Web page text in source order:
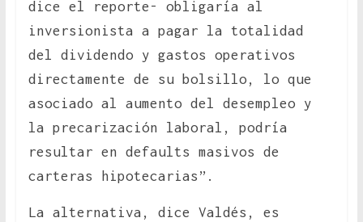
dice el reporte- obligaría al
inversionista a pagar la totalidad
del dividendo y gastos operativos
directamente de su bolsillo, lo que
asociado al aumento del desempleo y
la precarización laboral, podría
resultar en defaults masivos de
carteras hipotecarias”.
La alternativa, dice Valdés, es